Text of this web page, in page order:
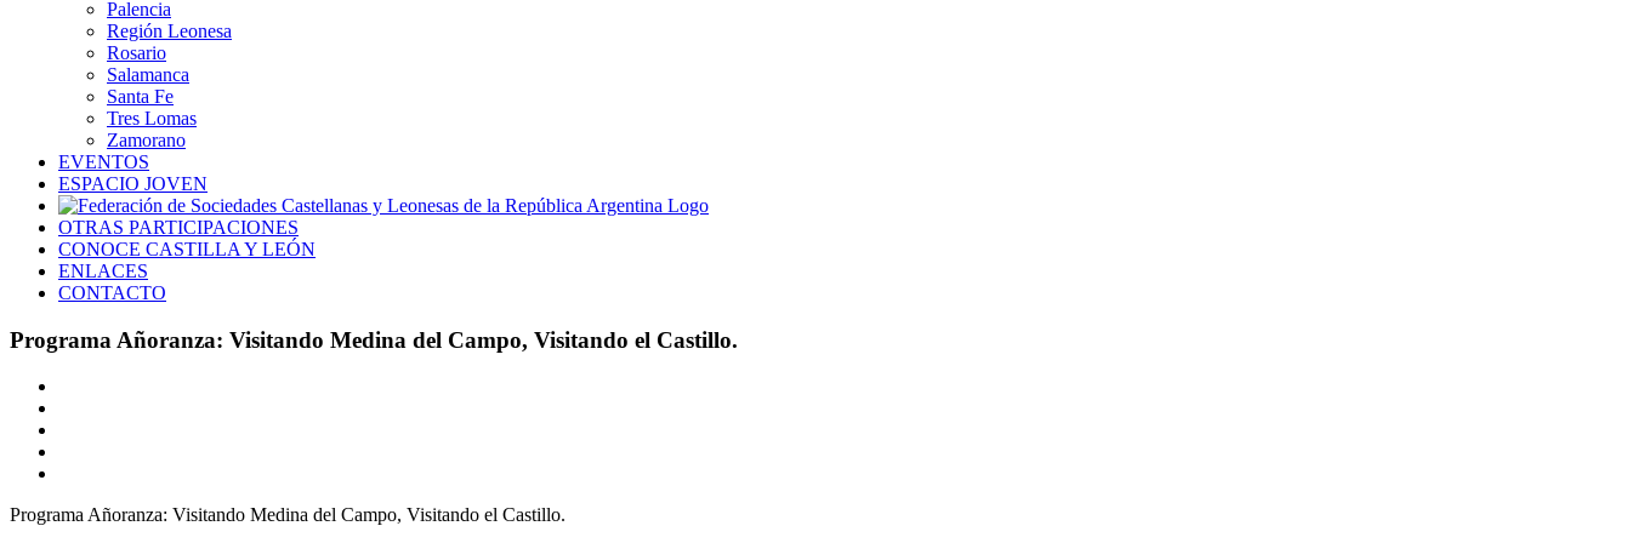
Palencia
Región Leonesa
Rosario
Salamanca
Santa Fe
Tres Lomas
Zamorano
EVENTOS
ESPACIO JOVEN
OTRAS PARTICIPACIONES
CONOCE CASTILLA Y LEÓN
ENLACES
CONTACTO
Programa Añoranza: Visitando Medina del Campo, Visitando el Castillo.
Programa Añoranza: Visitando Medina del Campo, Visitando el Castillo.